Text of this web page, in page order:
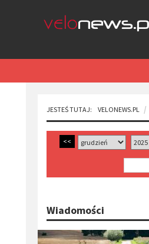
JESTEŚ TUTAJ: VELONEWS.PL
<<
Wiadomości